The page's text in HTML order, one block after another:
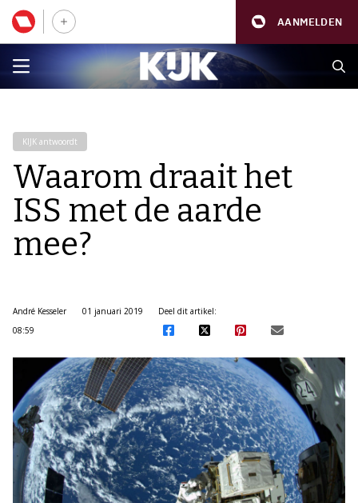
AANMELDEN
KIJK antwoordt
Waarom draait het
ISS met de aarde
mee?
André Kesseler
01 januari 2019
08:59
Deel dit artikel: